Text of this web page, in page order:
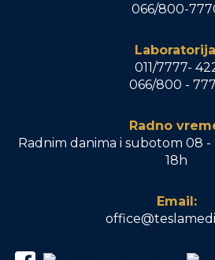
066/800-
011/7777-
066/800 -
Radno
Radnim danima i subotom 08 -
18h
Email: